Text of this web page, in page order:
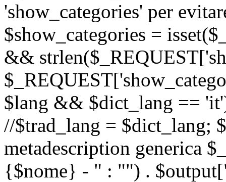
'show_categories' per
$show_categories =
&&
$lang && $dict_lang ==
//$trad_lang = $dict_lang;
metadescription generica
{$nome} - " : "") .